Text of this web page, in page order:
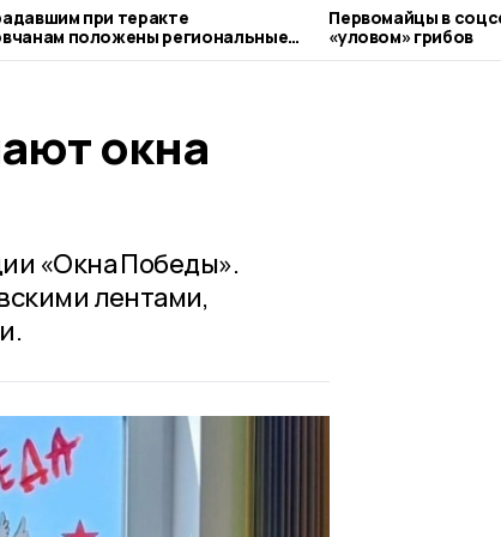
при теракте
положены региональные
Первомайцы в
«уловом» грибов
окна
«Окна Победы».
лентами,